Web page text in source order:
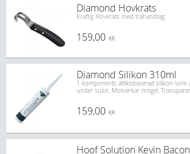
Diamond Hovkrats
Kraftig Hovkrats med trähandtag
159,00 KR
Diamond Silikon 310ml
1 komponents ättiksbaserad silikon som
under sulor. Motverkar mögel.
159,00 KR
Hoof Solution Kevin Bacon